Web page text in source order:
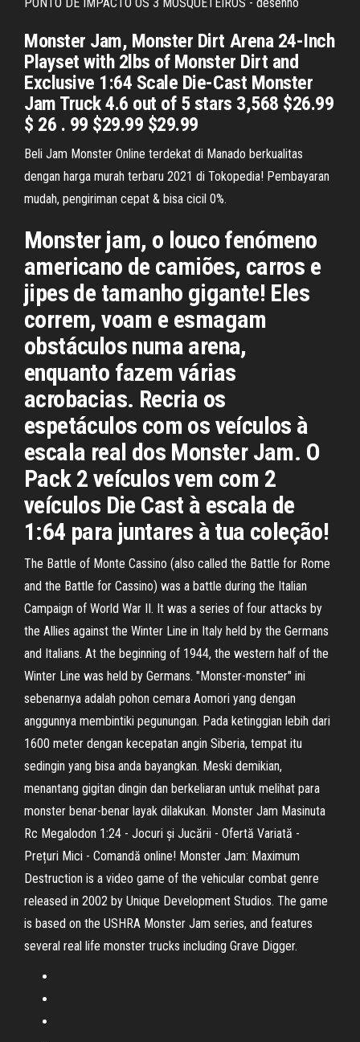
Monster Jam, Monster Dirt Arena 24-Inch
Playset with 2lbs of Monster Dirt and
Exclusive 1:64 Scale Die-Cast Monster
Jam Truck 4.6 out of 5 stars 3,568 $26.99
$ 26 . 99 $29.99 $29.99
Beli Jam Monster Online terdekat di Manado berkualitas
dengan harga murah terbaru 2021 di Tokopedia! Pembayaran
mudah, pengiriman cepat & bisa cicil 0%.
Monster jam, o louco fenómeno
americano de camiões, carros e
jipes de tamanho gigante! Eles
correm, voam e esmagam
obstáculos numa arena,
enquanto fazem várias
acrobacias. Recria os
espetáculos com os veículos à
escala real dos Monster Jam. O
Pack 2 veículos vem com 2
veículos Die Cast à escala de
1:64 para juntares à tua coleção!
The Battle of Monte Cassino (also called the Battle for Rome
and the Battle for Cassino) was a battle during the Italian
Campaign of World War II. It was a series of four attacks by
the Allies against the Winter Line in Italy held by the Germans
and Italians. At the beginning of 1944, the western half of the
Winter Line was held by Germans. "Monster-monster" ini
sebenarnya adalah pohon cemara Aomori yang dengan
anggunnya membintiki pegunungan. Pada ketinggian lebih dari
1600 meter dengan kecepatan angin Siberia, tempat itu
sedingin yang bisa anda bayangkan. Meski demikian,
menantang gigitan dingin dan berkeliaran untuk melihat para
monster benar-benar layak dilakukan. Monster Jam Masinuta
Rc Megalodon 1:24 - Jocuri și Jucării - Ofertă Variată -
Prețuri Mici - Comandă online! Monster Jam: Maximum
Destruction is a video game of the vehicular combat genre
released in 2002 by Unique Development Studios. The game
is based on the USHRA Monster Jam series, and features
several real life monster trucks including Grave Digger.